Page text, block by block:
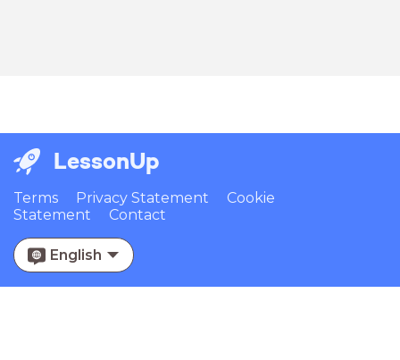
LessonUp
Terms Privacy Statement
Cookie
Statement
Contact
English